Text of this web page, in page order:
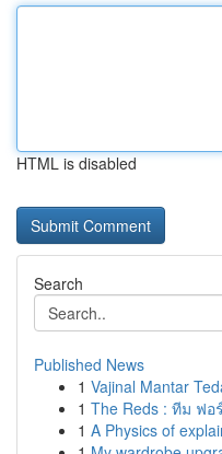
HTML is disabled
Search
Published News
1 Vajinal Mantar
1 The Reds : ทีม ฟอ
1 A Physics of